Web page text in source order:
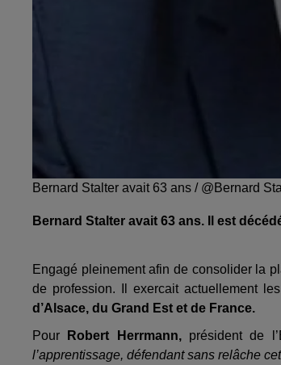
Bernard Stalter avait 63 ans / @Bernard
Bernard Stalter avait 63 ans. Il est
Engagé pleinement afin de consolider la
de profession. Il exercait actuellement
d’Alsace, du Grand Est et de France.
Pour
Robert Herrmann, président de
l’apprentissage, défendant sans relâche